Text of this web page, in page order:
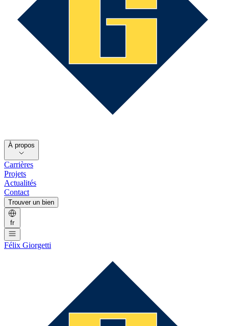
À propos
Carrières
Projets
Actualités
Contact
Trouver un bien
fr
Félix Giorgetti